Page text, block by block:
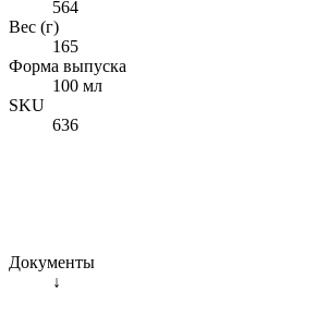
564
Вес (г)
165
Форма выпуска
100 мл
SKU
636
Документы
↓